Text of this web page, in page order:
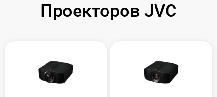
Проекторов JVC